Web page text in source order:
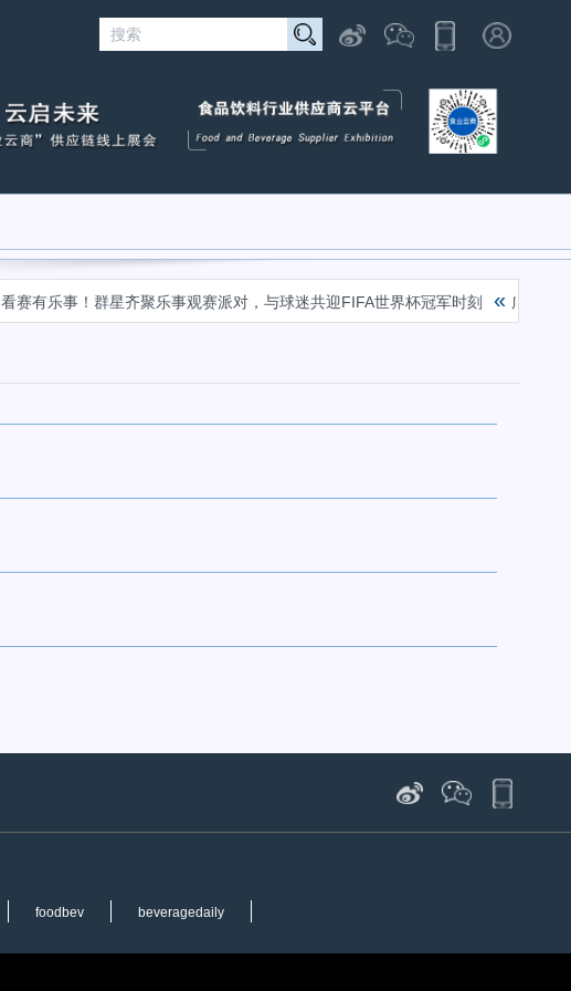
赛有乐事！群星齐聚乐事观赛派对，与球迷共迎FIFA世界杯冠军时刻 « 广西河池
foodbev beveragedaily